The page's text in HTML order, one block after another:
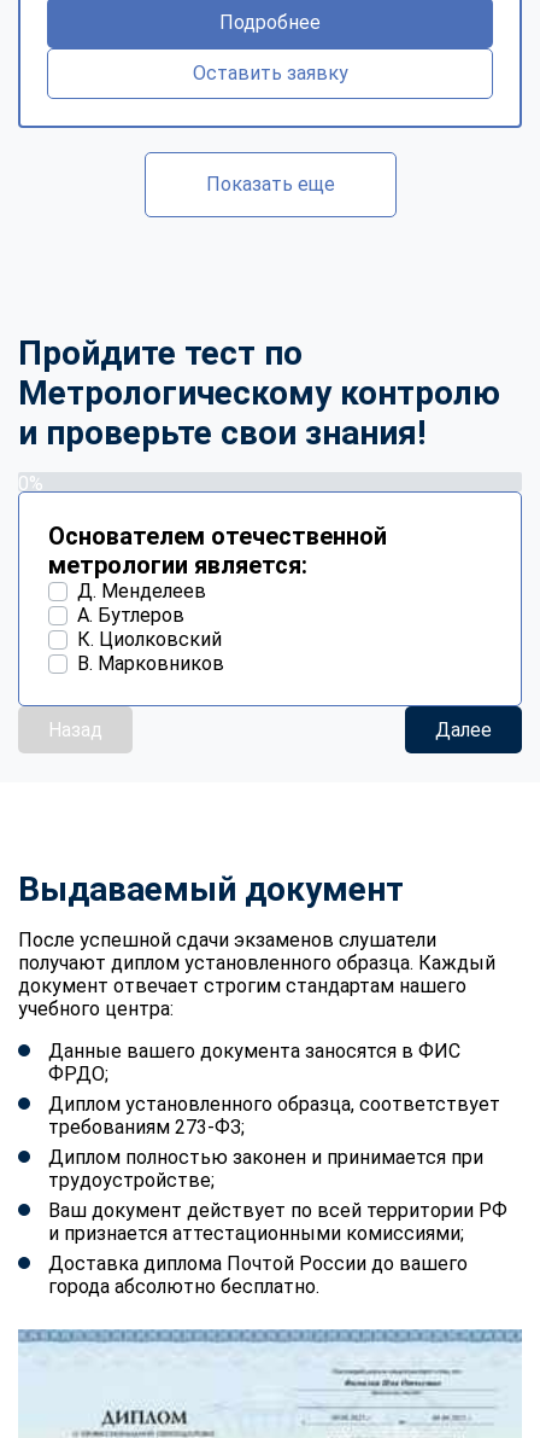
Подробнее
Оставить заявку
Показать еще
Пройдите тест по
Метрологическому контролю
и проверьте свои знания!
0%
Основателем отечественной
метрологии является:
Д. Менделеев
А. Бутлеров
К. Циолковский
В. Марковников
Назад Далее
Выдаваемый документ
После успешной сдачи экзаменов слушатели
получают диплом установленного образца. Каждый
документ отвечает строгим стандартам нашего
учебного центра:
Данные вашего документа заносятся в ФИС
ФРДО;
Диплом установленного образца, соответствует
требованиям 273-ФЗ;
Диплом полностью законен и принимается при
трудоустройстве;
Ваш документ действует по всей территории РФ
и признается аттестационными комиссиями;
Доставка диплома Почтой России до вашего
города абсолютно бесплатно.